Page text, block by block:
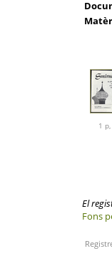
1
El
Fons